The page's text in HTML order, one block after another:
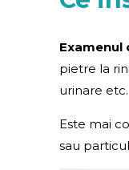
Examenul
pietre la
urinare etc.
Este mai
sau